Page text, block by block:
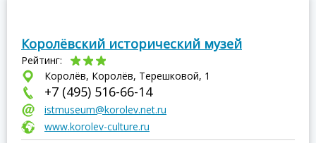
Королёвский исторический музей
Рейтинг:
Королёв, Королёв, Терешковой, 1
+7 (495) 516-66-14
istmuseum@korolev.net.ru
www.korolev-culture.ru